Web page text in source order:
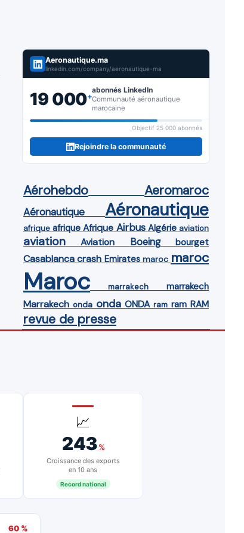
Aeronautique.ma
linkedin.com/company/aeronautique-ma
19 000+
abonnés LinkedIn
Communauté aéronautique
marocaine
Objectif 25 000 abonnés
Rejoindre la communauté
Aérohebdo Aeromaroc
Aéronautique Aéronautique
afrique afrique Afrique Airbus Algérie aviation
aviation Aviation Boeing bourget
Casablanca crash Emirates maroc maroc
Maroc marrakech marrakech
Marrakech onda onda ONDA ram ram RAM
revue de presse
📈
243%
Croissance des exports
en 10 ans
Record national
60 %